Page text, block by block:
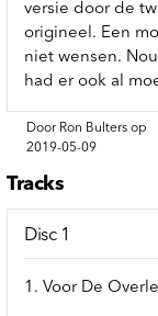
versie door de
origineel. Een
niet wensen.
had er ook al
Door Ron Bulters op
2019-05-09
Tracks
Disc 1
1. Voor De